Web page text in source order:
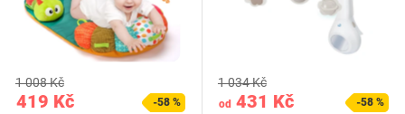
419 Kč
1 008 Kč
-58 % od 431 Kč
1 034 Kč
-58 %